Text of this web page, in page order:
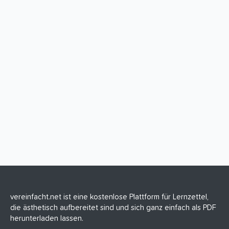
vereinfacht.net ist eine kostenlose Plattform für Lernzettel,
die ästhetisch aufbereitet sind und sich ganz einfach als PDF
herunterladen lassen.